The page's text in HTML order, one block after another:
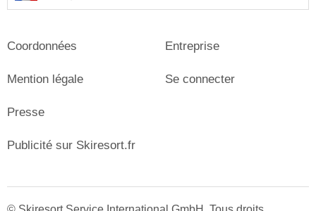
Coordonnées
Mention légale
Presse
Entreprise
Se connecter
Publicité sur Skiresort.fr